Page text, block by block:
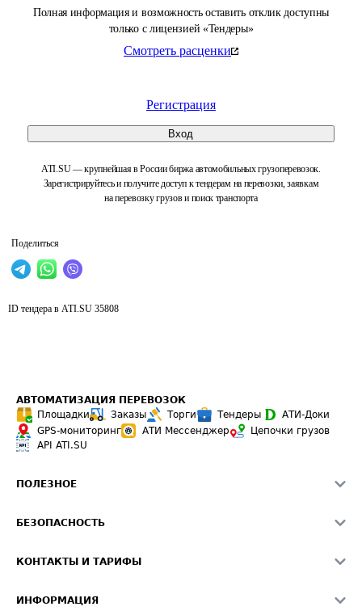
Полная информация и возможность оставить отклик доступны
только с лицензией «Тендеры»
Смотреть расценки
Регистрация
Вход
ATI.SU — крупнейшая в России биржа автомобильных грузоперевозок.
Зарегистрируйтесь и получите доступ к тендерам на перевозки, заявкам
на перевозку грузов и поиск транспорта
Поделиться
ID тендера в ATI.SU 35808
АВТОМАТИЗАЦИЯ ПЕРЕВОЗОК
Площадки
Заказы Торги Тендеры
АТИ-Доки
GPS-мониторинг
АТИ Мессенджер
Цепочки грузов
API ATI.SU
ПОЛЕЗНОЕ
Звезды ATI.SU на вашем сайте
Средние ставки
БЕЗОПАСНОСТЬ
Светофор+
КОНТАКТЫ И ТАРИФЫ
ИНФОРМАЦИЯ